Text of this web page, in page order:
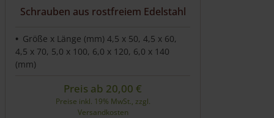
Schrauben aus rostfreiem Edelstahl
Größe x Länge (mm) 4,5 x 50, 4,5 x 60,
4,5 x 70, 5,0 x 100, 6,0 x 120, 6,0 x 140
(mm)
Preis ab 20,00 €
Preise inkl. 19% MwSt., zzgl.
Versandkosten